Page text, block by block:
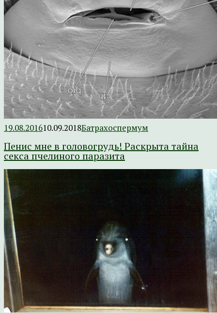
19.08.201610.09.2018Батрахоспермум
Пенис мне в головогрудь! Раскрыта тайна
секса пчелиного паразита